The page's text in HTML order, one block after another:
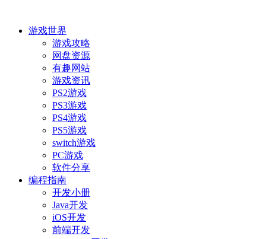
游戏世界
游戏攻略
网盘资源
有趣网站
游戏资讯
PS2游戏
PS3游戏
PS4游戏
PS5游戏
switch游戏
PC游戏
软件分享
编程指南
开发小册
Java开发
iOS开发
前端开发